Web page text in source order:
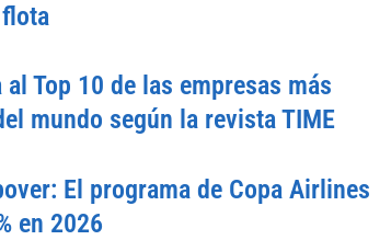
Top 10 de las empresas más
mundo según la revista TIME
El programa de Copa Airlines
en 2026